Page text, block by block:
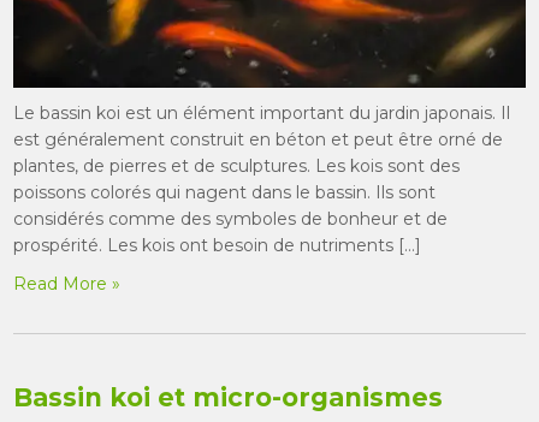
Le bassin koi est un élément important du jardin japonais. Il
est généralement construit en béton et peut être orné de
plantes, de pierres et de sculptures. Les kois sont des
poissons colorés qui nagent dans le bassin. Ils sont
considérés comme des symboles de bonheur et de
prospérité. Les kois ont besoin de nutriments […]
Read More »
Bassin koi et micro-organismes